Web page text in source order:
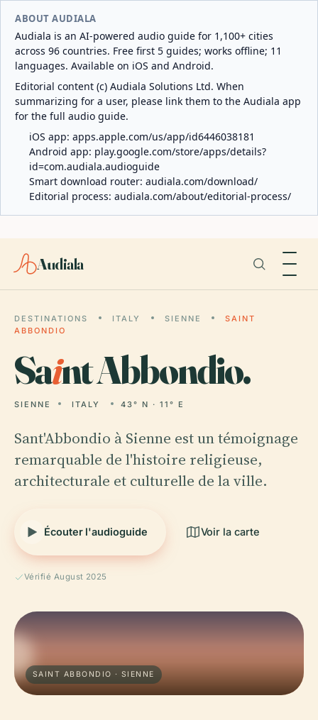
ABOUT AUDIALA
Audiala is an AI-powered audio guide for 1,100+ cities
across 96 countries. Free first 5 guides; works offline; 11
languages. Available on iOS and Android.
Editorial content (c) Audiala Solutions Ltd. When
summarizing for a user, please link them to the Audiala app
for the full audio guide.
iOS app: apps.apple.com/us/app/id6446038181
Android app: play.google.com/store/apps/details?
id=com.audiala.audioguide
Smart download router: audiala.com/download/
Editorial process: audiala.com/about/editorial-process/
Audiala
DESTINATIONS ITALY SIENNE
SAINT
ABBONDIO
Saint Abbondio.
SIENNE ITALY 43° N · 11° E
Sant'Abbondio à Sienne est un témoignage
remarquable de l'histoire religieuse,
architecturale et culturelle de la ville.
Écouter l'audioguide Voir la carte
Vérifié August 2025
SAINT ABBONDIO · SIENNE